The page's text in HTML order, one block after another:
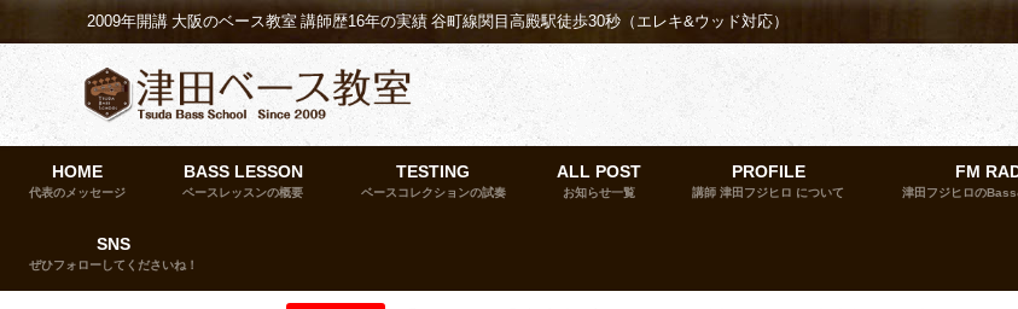
2009年開講 大阪のベース教室 講師歴16年の実績 谷町線関目高殿駅徒歩30秒（エレキ&ウッド対応）
HOME
代表のメッセージ
BASS LESSON
ベースレッスンの概要
TESTING
ベースコレクションの試奏
ALL POST
お知らせ一覧
PROFILE
講師 津田フジヒロ について
FM
津田フジヒロの
SNS
ぜひフォローしてくださいね！